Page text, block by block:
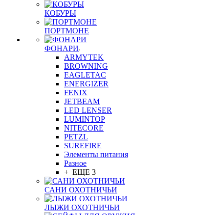
КОБУРЫ
ПОРТМОНЕ
ФОНАРИ
ARMYTEK
BROWNING
EAGLETAC
ENERGIZER
FENIX
JETBEAM
LED LENSER
LUMINTOP
NITECORE
PETZL
SUREFIRE
Элементы питания
Разное
+ ЕЩЕ 3
САНИ ОХОТНИЧЬИ
ЛЫЖИ ОХОТНИЧЬИ